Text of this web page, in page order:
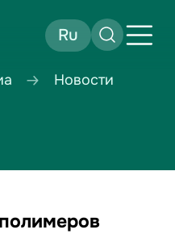
Ru
Новости